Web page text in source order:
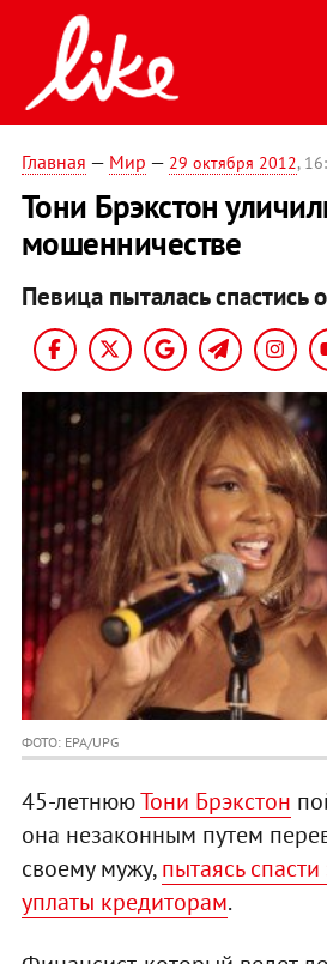
Главная — Мир — 29 октября 2012,
Тони Брэкстон
мошенничестве
Певица пыталась спастись
ФОТО: EPA/UPG
45-летнююТони Брэкстон
она незаконным путем
своему мужу,пытаясь
уплаты кредиторам.